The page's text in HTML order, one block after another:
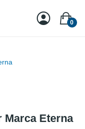
0
Marca Eterna